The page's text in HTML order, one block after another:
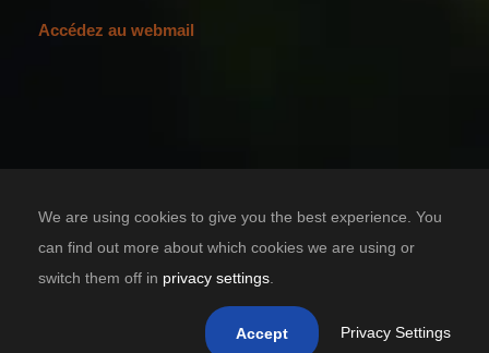
Accédez au webmail
Copyright 2021 Casa Grande Bénin, tous droits réservés.
We are using cookies to give you the best experience. You
can find out more about which cookies we are using or
switch them off in privacy settings
Accept Privacy Settings